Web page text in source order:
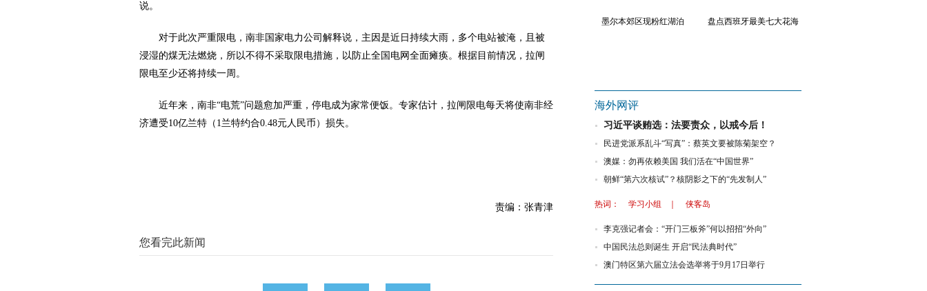
说。
对于此次严重限电，南非国家电力公司解释说，主因是近日持续大雨，多个电站被淹，且被
浸湿的煤无法燃烧，所以不得不采取限电措施，以防止全国电网全面瘫痪。根据目前情况，拉闸
限电至少还将持续一周。
近年来，南非“电荒”问题愈加严重，停电成为家常便饭。专家估计，拉闸限电每天将使南非经
济遭受10亿兰特（1兰特约合0.48元人民币）损失。
责编：张青津
您看完此新闻
墨尔本郊区现粉红湖泊 盘点西班牙最美七大花海
海外网评
习近平谈贿选：法要责众，以戒今后！
民进党派系乱斗“写真”：蔡英文要被陈菊架空？
澳媒：勿再依赖美国 我们活在“中国世界”
朝鲜“第六次核试”？核阴影之下的“先发制人”
热词： 学习小组 侠客岛
李克强记者会：“开门三板斧”何以招招“外向”
中国民法总则诞生 开启“民法典时代”
澳门特区第六届立法会选举将于9月17日举行